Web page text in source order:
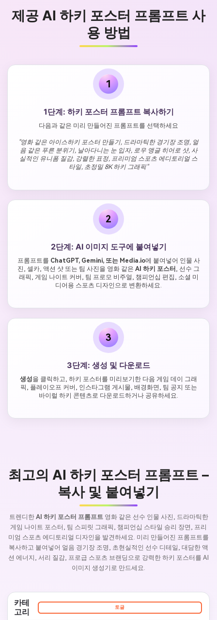
제공 AI 하키 포스터 프롬프트 사
용 방법
1
1단계: 하키 포스터 프롬프트 복사하기
다음과 같은 미리 만들어진 프롬프트를 선택하세요
"영화 같은 아이스하키 포스터 만들기, 드라마틱한 경기장 조명, 얼
음 같은 푸른 분위기, 날아다니는 눈 입자, 로우 앵글 히어로 샷, 사
실적인 유니폼 질감, 강렬한 표정, 프리미엄 스포츠 에디토리얼 스
타일, 초정밀 8K 하키 그래픽"
2
2단계: AI 이미지 도구에 붙여넣기
프롬프트를 ChatGPT, Gemini, 또는 Media.io에 붙여넣어 인물 사
진, 셀카, 액션 샷 또는 팀 사진을 영화 같은 AI 하키 포스터 , 선수 그
래픽, 게임 나이트 커버, 팀 프로모 비주얼, 챔피언십 편집, 소셜 미
디어용 스포츠 디자인으로 변환하세요.
3
3단계: 생성 및 다운로드
생성을 클릭하고, 하키 포스터를 미리보기한 다음 게임 데이 그래
픽, 플레이오프 커버, 인스타그램 게시물, 배경화면, 팀 공지 또는
바이럴 하키 콘텐츠로 다운로드하거나 공유하세요.
최고의 AI 하키 포스터 프롬프트 –
복사 및 붙여넣기
트렌디한 AI 하키 포스터 프롬프트영화 같은 선수 인물 사진, 드라마틱한
게임 나이트 포스터, 팀 스피릿 그래픽, 챔피언십 스타일 승리 장면, 프리
미엄 스포츠 에디토리얼 디자인을 발견하세요. 미리 만들어진 프롬프트를
복사하고 붙여넣어 얼음 경기장 조명, 초현실적인 선수 디테일, 대담한 액
션 에너지, 서리 질감, 프로급 스포츠 브랜딩으로 강력한 하키 포스터를 AI
이미지 생성기로 만드세요.
카테
고리
토글